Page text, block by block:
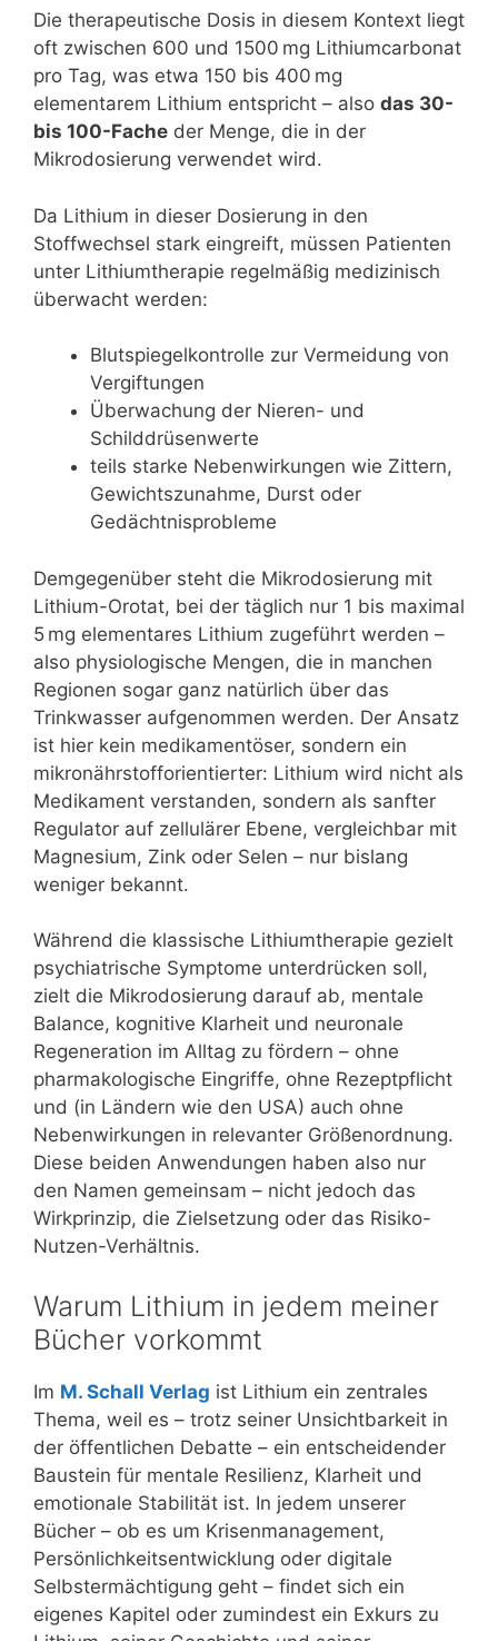
Die therapeutische Dosis in diesem Kontext liegt
oft zwischen 600 und 1500 mg Lithiumcarbonat
pro Tag, was etwa 150 bis 400 mg
elementarem Lithium entspricht – also das 30-
bis 100-Fache der Menge, die in der
Mikrodosierung verwendet wird.
Da Lithium in dieser Dosierung in den
Stoffwechsel stark eingreift, müssen Patienten
unter Lithiumtherapie regelmäßig medizinisch
überwacht werden:
Blutspiegelkontrolle zur Vermeidung von
Vergiftungen
Überwachung der Nieren- und
Schilddrüsenwerte
teils starke Nebenwirkungen wie Zittern,
Gewichtszunahme, Durst oder
Gedächtnisprobleme
Demgegenüber steht die Mikrodosierung mit
Lithium-Orotat, bei der täglich nur 1 bis maximal
5 mg elementares Lithium zugeführt werden –
also physiologische Mengen, die in manchen
Regionen sogar ganz natürlich über das
Trinkwasser aufgenommen werden. Der Ansatz
ist hier kein medikamentöser, sondern ein
mikronährstofforientierter: Lithium wird nicht als
Medikament verstanden, sondern als sanfter
Regulator auf zellulärer Ebene, vergleichbar mit
Magnesium, Zink oder Selen – nur bislang
weniger bekannt.
Während die klassische Lithiumtherapie gezielt
psychiatrische Symptome unterdrücken soll,
zielt die Mikrodosierung darauf ab, mentale
Balance, kognitive Klarheit und neuronale
Regeneration im Alltag zu fördern – ohne
pharmakologische Eingriffe, ohne Rezeptpflicht
und (in Ländern wie den USA) auch ohne
Nebenwirkungen in relevanter Größenordnung.
Diese beiden Anwendungen haben also nur
den Namen gemeinsam – nicht jedoch das
Wirkprinzip, die Zielsetzung oder das Risiko-
Nutzen-Verhältnis.
Warum Lithium in jedem meiner
Bücher vorkommt
Im M. Schall Verlag ist Lithium ein zentrales
Thema, weil es – trotz seiner Unsichtbarkeit in
der öffentlichen Debatte – ein entscheidender
Baustein für mentale Resilienz, Klarheit und
emotionale Stabilität ist. In jedem unserer
Bücher – ob es um Krisenmanagement,
Persönlichkeitsentwicklung oder digitale
Selbstermächtigung geht – findet sich ein
eigenes Kapitel oder zumindest ein Exkurs zu